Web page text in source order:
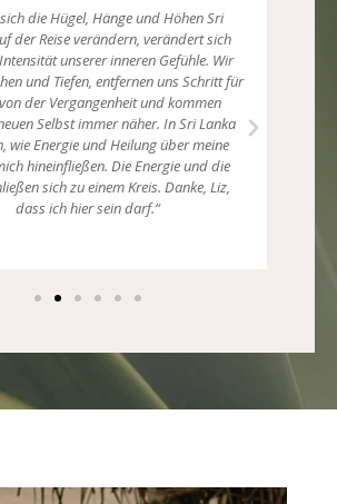
die Hügel, Hänge und Höhen Sri
der Reise verändern, verändert sich
unserer inneren Gefühle. Wir
und Tiefen, entfernen uns Schritt für
der Vergangenheit und kommen
Selbst immer näher. In Sri Lanka
wie Energie und Heilung über meine
hineinfließen. Die Energie und die
sich zu einem Kreis. Danke, Liz,
dass ich hier sein darf.“